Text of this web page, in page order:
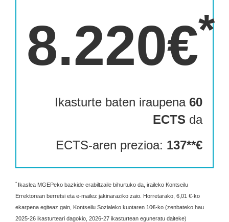
8.220€*
Ikasturte baten iraupena 60
ECTS da
ECTS-aren prezioa: 137**€
* Ikaslea MGEPeko bazkide erabiltzaile bihurtuko da, iraileko Kontseilu
Errektorean berretsi eta e-mailez jakinaraziko zaio. Horretarako, 6,01 €-ko
ekarpena egiteaz gain, Kontseilu Sozialeko kuotaren 10€-ko (zenbateko hau
2025-26 ikasturteari dagokio, 2026-27 ikasturtean eguneratu daiteke)